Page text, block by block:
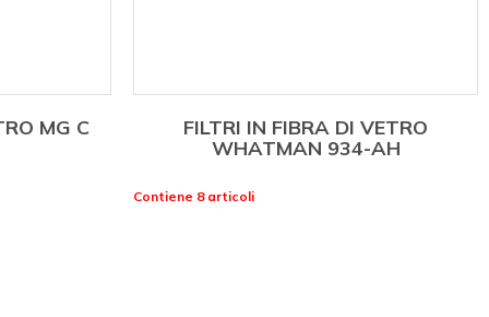
MG C
FILTRI IN FIBRA DI VETRO
WHATMAN 934-AH
Contiene 8 articoli